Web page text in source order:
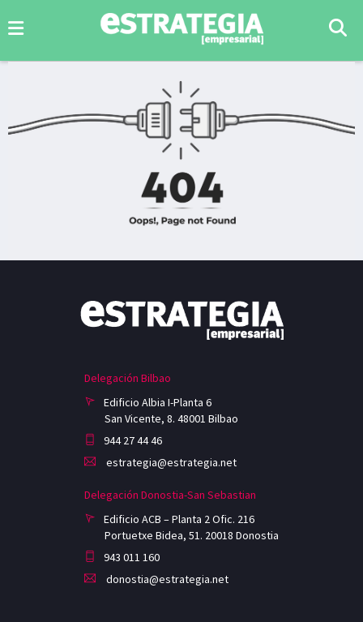
Delegación Bilbao
Edificio Albia I-Planta 6
San Vicente, 8. 48001 Bilbao
944 27 44 46
estrategia@estrategia.net
Delegación Donostia-San Sebastian
Edificio ACB – Planta 2 Ofic. 216
Portuetxe Bidea, 51. 20018 Donostia
943 011 160
donostia@estrategia.net